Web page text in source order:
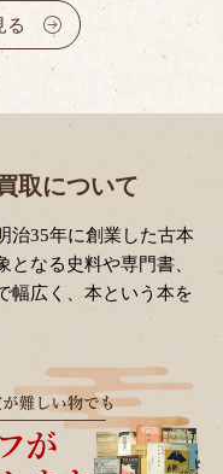
る
取について
治35年に創業した古本
なる史料や専門書、
幅広く、本という本を